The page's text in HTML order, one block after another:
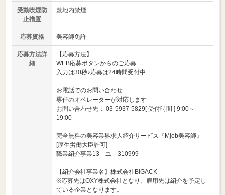
受動喫煙防
止措置
敷地内禁煙
応募資格 美容師免許
応募方法詳
細
【応募方法】
WEB応募ボタンからのご応募
入力は30秒♪応募は24時間受付中
お電話でのお問い合わせ
専任のオペレーターが対応します
お問い合わせ先： 03-5937-5829[ 受付時間 ] 9:00～
19:00
完全無料の美容業界求人紹介サービス『Mjob美容師』
[厚生労働大臣許可]
職業紹介事業13－ユ－310999
【紹介会社事業名】株式会社BIGACK
※応募先はOXY株式会社となり、雇用先は紹介を予定し
ている企業となります。